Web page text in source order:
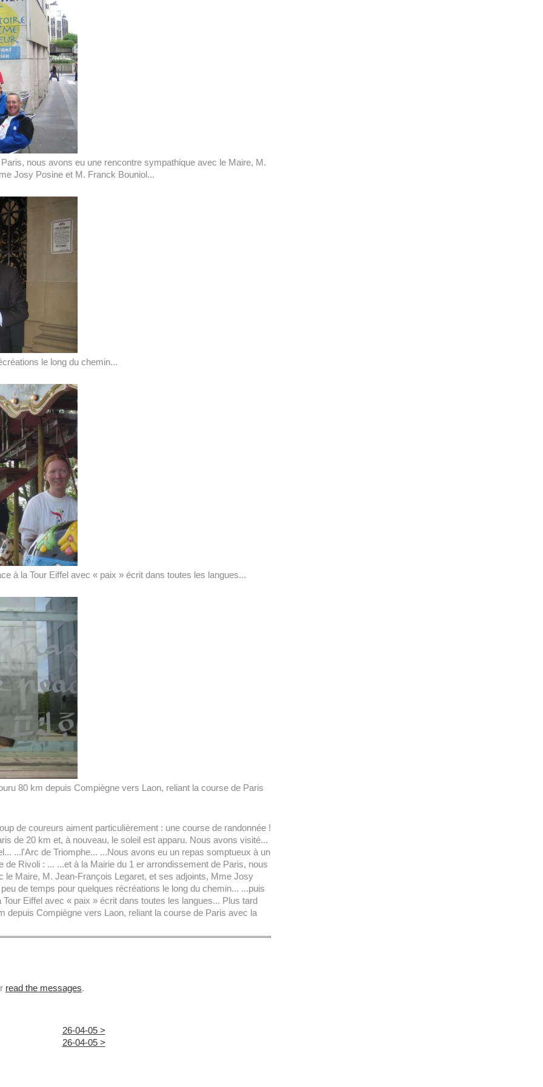
nous avons eu une rencontre sympathique avec le Maire, M.
Josy Posine et M. Franck Bouniol...
le long du chemin...
à la Tour Eiffel avec « paix » écrit dans toutes les langues...
80 km depuis Compiègne vers Laon, reliant la course de Paris
de coureurs aiment particulièrement : une course de randonnée !
de 20 km et, à nouveau, le soleil est apparu. Nous avons visité...
...l'Arc de Triomphe... ...Nous avons eu un repas somptueux à un
de Rivoli : ... ...et à la Mairie du 1 er arrondissement de Paris, nous
le Maire, M. Jean-François Legaret, et ses adjoints, Mme Josy
de temps pour quelques récréations le long du chemin... ...puis
Eiffel avec « paix » écrit dans toutes les langues... Plus tard
depuis Compiègne vers Laon, reliant la course de Paris avec la
read the messages.
26-04-05 >
26-04-05 >